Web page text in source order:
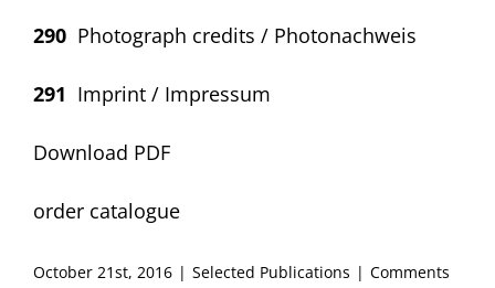
290 Photograph credits / Photonachweis
291 Imprint / Impressum
Download PDF
order catalogue
October 21st, 2016 | Selected Publications | Comments